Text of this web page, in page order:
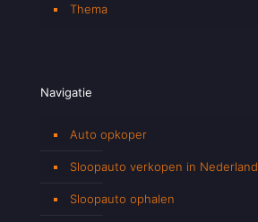
Thema
Navigatie
Auto opkoper
Sloopauto verkopen in Nederland
Sloopauto ophalen